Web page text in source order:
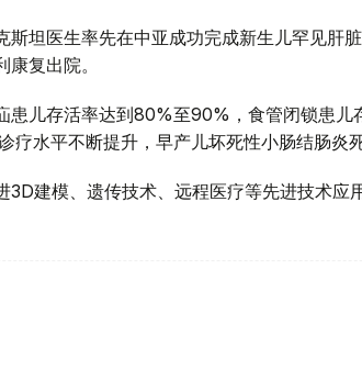
斯坦医生率先在中亚成功完成新生儿罕见肝
复出院。
患儿存活率达到80%至90%，食管闭锁患
疗水平不断提升，早产儿坏死性小肠结肠炎
3D建模、遗传技术、远程医疗等先进技术应